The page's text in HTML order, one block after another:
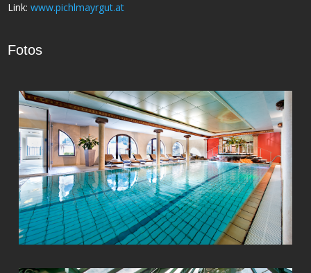
Link: www.pichlmayrgut.at
Fotos